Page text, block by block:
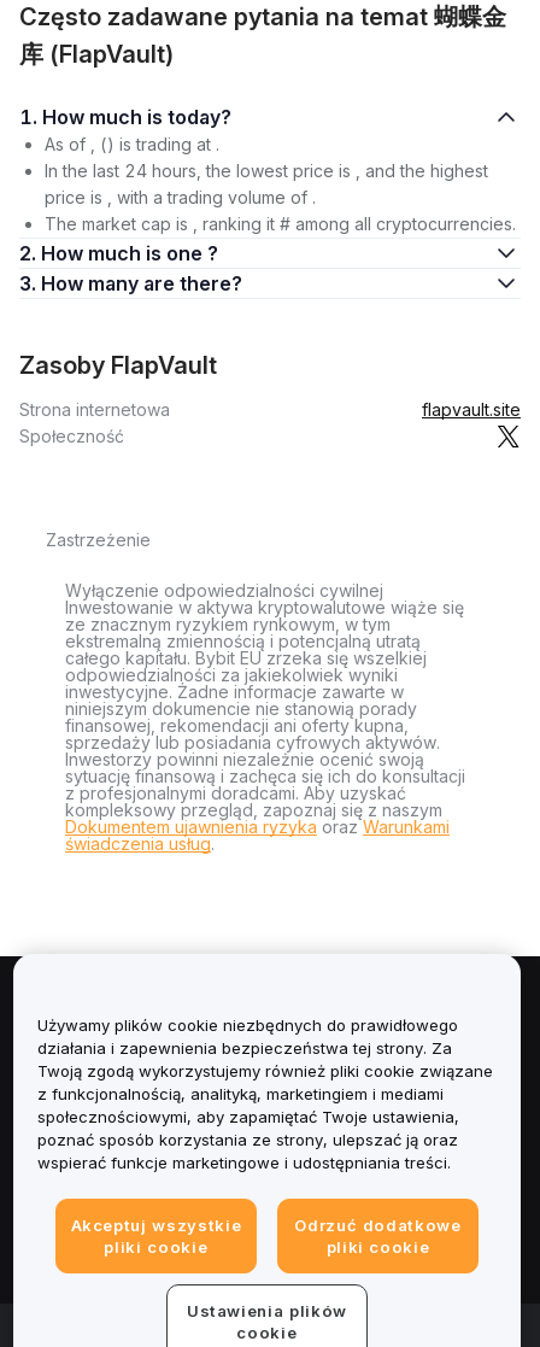
Często zadawane pytania na temat 蝴蝶金
库 (FlapVault)
1. How much is today?
As of , () is trading at .
In the last 24 hours, the lowest price is , and the highest
price is , with a trading volume of .
The market cap is , ranking it # among all cryptocurrencies.
2. How much is one ?
3. How many are there?
Zasoby FlapVault
Strona internetowa
flapvault.site
Społeczność
Zastrzeżenie
Wyłączenie odpowiedzialności cywilnej
Inwestowanie w aktywa kryptowalutowe wiąże się
ze znacznym ryzykiem rynkowym, w tym
ekstremalną zmiennością i potencjalną utratą
całego kapitału. Bybit EU zrzeka się wszelkiej
odpowiedzialności za jakiekolwiek wyniki
inwestycyjne. Żadne informacje zawarte w
niniejszym dokumencie nie stanowią porady
finansowej, rekomendacji ani oferty kupna,
sprzedaży lub posiadania cyfrowych aktywów.
Inwestorzy powinni niezależnie ocenić swoją
sytuację finansową i zachęca się ich do konsultacji
z profesjonalnymi doradcami. Aby uzyskać
kompleksowy przegląd, zapoznaj się z naszym
Dokumentem ujawnienia ryzyka orazWarunkami
świadczenia usług.
Informacje
Usługi
Obsługa Klienta
Informacje prawne
© 2025-2026 Bybit.eu. All rights reserved.
Używamy plików cookie niezbędnych do prawidłowego
działania i zapewnienia bezpieczeństwa tej strony. Za
Twoją zgodą wykorzystujemy również pliki cookie związane
z funkcjonalnością, analityką, marketingiem i mediami
społecznościowymi, aby zapamiętać Twoje ustawienia,
poznać sposób korzystania ze strony, ulepszać ją oraz
wspierać funkcje marketingowe i udostępniania treści.
Akceptuj wszystkie
pliki cookie
Odrzuć dodatkowe
pliki cookie
Ustawienia plików
cookie